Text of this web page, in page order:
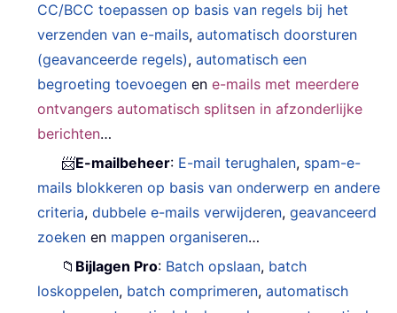
CC/BCC toepassen op basis van regels bij het
verzenden van e-mails,automatisch doorsturen
(geavanceerde regels),automatisch een
begroeting toevoegen ene-mails met meerdere
ontvangers automatisch splitsen in afzonderlijke
berichten…
📨E-mailbeheer: E-mail terughalen, spam-e-
mails blokkeren op basis van onderwerp en andere
criteria,dubbele e-mails verwijderen,geavanceerd
zoeken en mappen organiseren…
📁 Bijlagen Pro: Batch opslaan, batch
loskoppelen, batch comprimeren,automatisch